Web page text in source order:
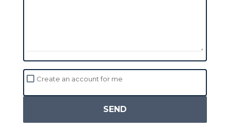
Create an account for me
SEND